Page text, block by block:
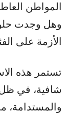
المواطن
وهل وجدت
الأزمة على
تستمر هذه
شافية، في
والمستدامة،